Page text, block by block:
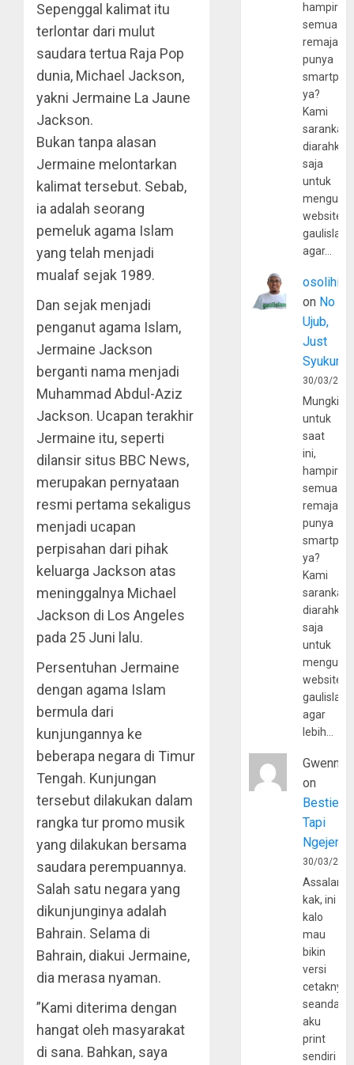
Sepenggal kalimat itu
terlontar dari mulut
saudara tertua Raja Pop
dunia, Michael Jackson,
yakni Jermaine La Jaune
Jackson.
Bukan tanpa alasan
Jermaine melontarkan
kalimat tersebut. Sebab,
ia adalah seorang
pemeluk agama Islam
yang telah menjadi
mualaf sejak 1989.
Dan sejak menjadi
penganut agama Islam,
Jermaine Jackson
berganti nama menjadi
Muhammad Abdul-Aziz
Jackson. Ucapan terakhir
Jermaine itu, seperti
dilansir situs BBC News,
merupakan pernyataan
resmi pertama sekaligus
menjadi ucapan
perpisahan dari pihak
keluarga Jackson atas
meninggalnya Michael
Jackson di Los Angeles
pada 25 Juni lalu.
Persentuhan Jermaine
dengan agama Islam
bermula dari
kunjungannya ke
beberapa negara di Timur
Tengah. Kunjungan
tersebut dilakukan dalam
rangka tur promo musik
yang dilakukan bersama
saudara perempuannya.
Salah satu negara yang
dikunjunginya adalah
Bahrain. Selama di
Bahrain, diakui Jermaine,
dia merasa nyaman.
”Kami diterima dengan
hangat oleh masyarakat
di sana. Bahkan, saya
hampir
semua
remaja
punya
ya?
Kami
sarankan,
diarahkan
saja
untuk
website
agar…
osolihin
on No
Ujub,
Just
Syukur
30/03/
Mungkin
untuk
saat
ini,
hampir
semua
remaja
punya
ya?
Kami
sarankan,
diarahkan
saja
untuk
website
agar
lebih…
Gwenny
on
Bestie
Tapi
30/03/
kak, ini
kalo
mau
bikin
versi
cetaknya
aku
print
sendiri